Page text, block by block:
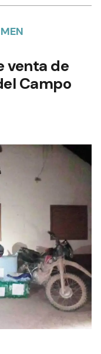
venta de
Campo